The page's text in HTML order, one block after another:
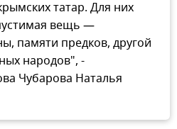
татар. Для них
вещь —
памяти предков, другой
народов", -
Чубарова Наталья